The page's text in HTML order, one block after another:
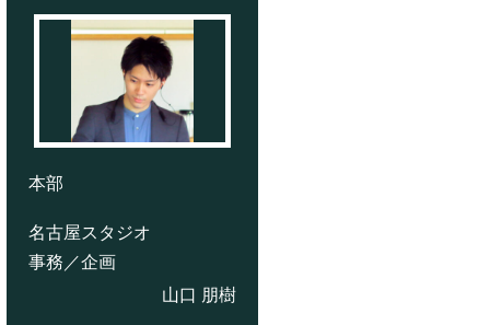
本部
名古屋スタジオ
事務／企画
山口 朋樹